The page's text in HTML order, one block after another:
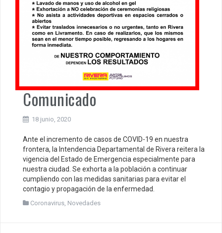
Comunicado
18 junio, 2020
Ante el incremento de casos de COVID-19 en nuestra
frontera, la Intendencia Departamental de Rivera reitera la
vigencia del Estado de Emergencia especialmente para
nuestra ciudad. Se exhorta a la población a continuar
cumpliendo con las medidas sanitarias para evitar el
contagio y propagación de la enfermedad.
Coronavirus, Novedades